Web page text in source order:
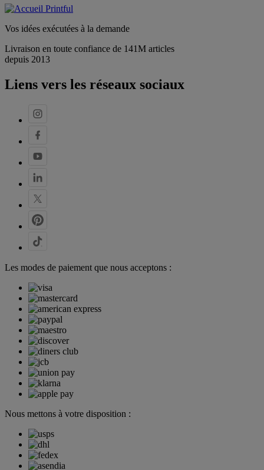
Vos idées exécutées à la demande
Livraison en toute confiance de 141M articles
depuis 2013
Liens vers les réseaux sociaux
Les modes de paiement que nous acceptons :
Nous mettons à votre disposition :